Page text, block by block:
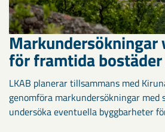
Markundersökningar
för framtida
LKAB planerar tillsammans med
genomföra markundersökningar
undersöka eventuella byggbarheter